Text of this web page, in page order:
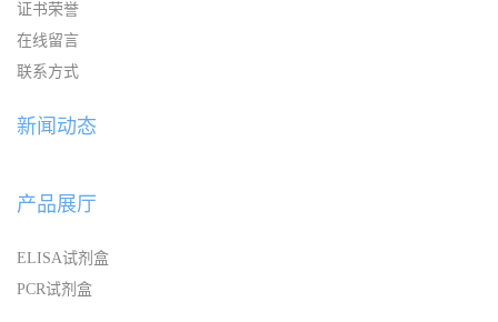
证书荣誉
在线留言
联系方式
新闻动态
产品展厅
ELISA试剂盒
PCR试剂盒